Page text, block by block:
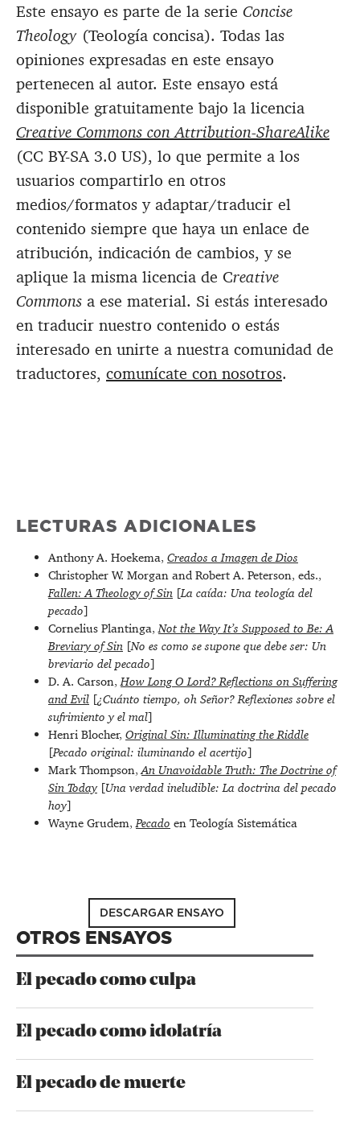
Este ensayo es parte de la serie Concise
Theology (Teología concisa). Todas las
opiniones expresadas en este ensayo
pertenecen al autor. Este ensayo está
disponible gratuitamente bajo la licencia
Creative Commons con Attribution-ShareAlike
(CC BY-SA 3.0 US), lo que permite a los
usuarios compartirlo en otros
medios/formatos y adaptar/traducir el
contenido siempre que haya un enlace de
atribución, indicación de cambios, y se
aplique la misma licencia de Creative
Commons a ese material. Si estás interesado
en traducir nuestro contenido o estás
interesado en unirte a nuestra comunidad de
traductores, comunícate con nosotros.
LECTURAS ADICIONALES
Anthony A. Hoekema, Creados a Imagen de Dios
Christopher W. Morgan and Robert A. Peterson, eds.,
Fallen: A Theology of Sin [La caída: Una teología del
pecado]
Cornelius Plantinga,Not the Way It’s Supposed to Be: A
Breviary of Sin [No es como se supone que debe ser: Un
breviario del pecado]
D. A. Carson,How Long O Lord? Reflections on Suffering
and Evil [¿Cuánto tiempo, oh Señor? Reflexiones sobre el
sufrimiento y el mal]
Henri Blocher, Original Sin: Illuminating the Riddle
[Pecado original: iluminando el acertijo]
Mark Thompson,An Unavoidable Truth: The Doctrine of
Sin Today[Una verdad ineludible: La doctrina del pecado
hoy]
Wayne Grudem,Pecado en Teología Sistemática
DESCARGAR ENSAYO
OTROS ENSAYOS
El pecado como culpa
El pecado como idolatría
El pecado de muerte